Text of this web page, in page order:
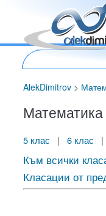
AlekDimitrov>
5 клас | 6 клас |
Към всички
Класации от